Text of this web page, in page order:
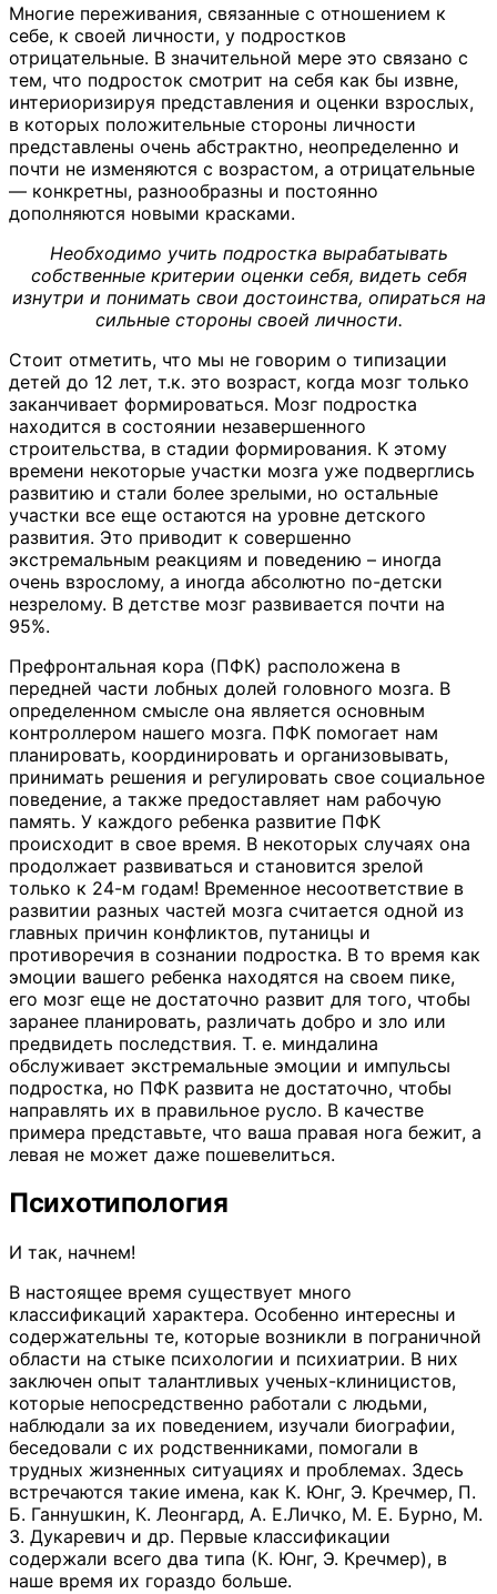
Многие переживания, связанные с отношением к
себе, к своей личности, у подростков
отрицательные. В значительной мере это связано с
тем, что подросток смотрит на себя как бы извне,
интериоризируя представления и оценки взрослых,
в которых положительные стороны личности
представлены очень абстрактно, неопределенно и
почти не изменяются с возрастом, а отрицательные
— конкретны, разнообразны и постоянно
дополняются новыми красками.
Необходимо учить подростка вырабатывать
собственные критерии оценки себя, видеть себя
изнутри и понимать свои достоинства, опираться на
сильные стороны своей личности.
Стоит отметить, что мы не говорим о типизации
детей до 12 лет, т.к. это возраст, когда мозг только
заканчивает формироваться. Мозг подростка
находится в состоянии незавершенного
строительства, в стадии формирования. К этому
времени некоторые участки мозга уже подверглись
развитию и стали более зрелыми, но остальные
участки все еще остаются на уровне детского
развития. Это приводит к совершенно
экстремальным реакциям и поведению – иногда
очень взрослому, а иногда абсолютно по-детски
незрелому. В детстве мозг развивается почти на
95%.
Префронтальная кора (ПФК) расположена в
передней части лобных долей головного мозга. В
определенном смысле она является основным
контроллером нашего мозга. ПФК помогает нам
планировать, координировать и организовывать,
принимать решения и регулировать свое социальное
поведение, а также предоставляет нам рабочую
память. У каждого ребенка развитие ПФК
происходит в свое время. В некоторых случаях она
продолжает развиваться и становится зрелой
только к 24-м годам! Временное несоответствие в
развитии разных частей мозга считается одной из
главных причин конфликтов, путаницы и
противоречия в сознании подростка. В то время как
эмоции вашего ребенка находятся на своем пике,
его мозг еще не достаточно развит для того, чтобы
заранее планировать, различать добро и зло или
предвидеть последствия. Т. е. миндалина
обслуживает экстремальные эмоции и импульсы
подростка, но ПФК развита не достаточно, чтобы
направлять их в правильное русло. В качестве
примера представьте, что ваша правая нога бежит, а
левая не может даже пошевелиться.
Психотипология
И так, начнем!
В настоящее время существует много
классификаций характера. Особенно интересны и
содержательны те, которые возникли в пограничной
области на стыке психологии и психиатрии. В них
заключен опыт талантливых ученых-клиницистов,
которые непосредственно работали с людьми,
наблюдали за их поведением, изучали биографии,
беседовали с их родственниками, помогали в
трудных жизненных ситуациях и проблемах. Здесь
встречаются такие имена, как К. Юнг, Э. Кречмер, П.
Б. Ганнушкин, К. Леонгард, А. Е.Личко, М. Е. Бурно, М.
З. Дукаревич и др. Первые классификации
содержали всего два типа (К. Юнг, Э. Кречмер), в
наше время их гораздо больше.